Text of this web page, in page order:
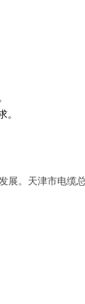
。
。天津市电缆